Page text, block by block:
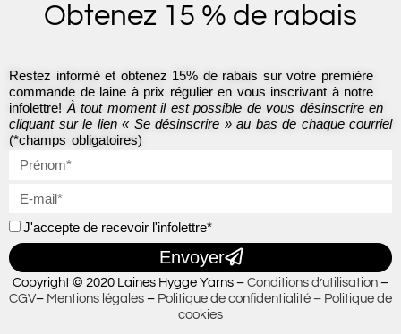
o
k
r
a
Obtenez 15 % de rabais
Restez informé et obtenez 15% de rabais sur votre première
commande de laine à prix régulier en vous inscrivant à notre
infolettre! À tout moment il est possible de vous désinscrire en
cliquant sur le lien « Se désinscrire » au bas de chaque courriel
(*champs obligatoires)
J'accepte de recevoir l'infolettre*
Envoyer
Copyright © 2020 Laines Hygge Yarns – Conditions d’utilisation –
CGV– Mentions légales – Politique de confidentialité – Politique de
cookies